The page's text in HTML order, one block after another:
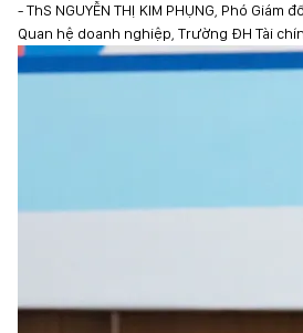
- ThS NGUYỄN THỊ KIM PHỤNG, Phó Giám
Quan hệ doanh nghiệp, Trường ĐH Tài